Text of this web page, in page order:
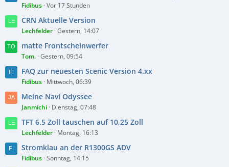
Fidibus Vor 17 Stunden
CRN Aktuelle Version
Lechfelder Gestern, 14:07
matte Frontscheinwerfer
Tom. Gestern, 09:54
FAQ zur neuesten Scenic Version 4.xx
Fidibus Mittwoch, 06:39
Meine Navi Odyssee
Janmichi Dienstag, 07:48
TFT 6.5 Zoll tauschen auf 10,25 Zoll
Lechfelder Montag, 16:13
Stromklau an der R1300GS ADV
Fidibus Sonntag, 14:15